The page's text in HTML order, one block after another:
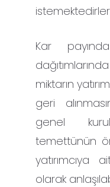
Kar
miktarın
geri
genel
temettünün
yatırımcıya
olarak